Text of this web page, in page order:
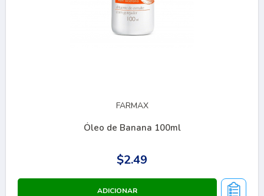
FARMAX
Óleo de Banana 100ml
$2.49